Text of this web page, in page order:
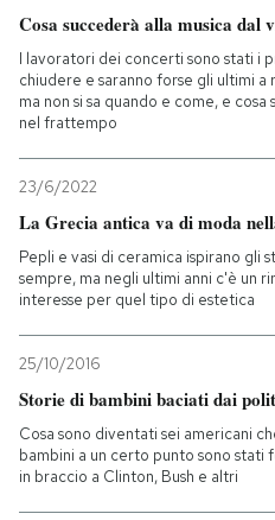
Cosa succederà alla musica dal
I lavoratori dei concerti sono stati i
chiudere e saranno forse gli ultimi a
ma non si sa quando e come, e cosa
nel frattempo
23/6/2022
La Grecia antica va di moda
Pepli e vasi di ceramica ispirano gli
sempre, ma negli ultimi anni c'è un
interesse per quel tipo di estetica
25/10/2016
Storie di bambini baciati dai
Cosa sono diventati sei americani
bambini a un certo punto sono stati
in braccio a Clinton, Bush e altri